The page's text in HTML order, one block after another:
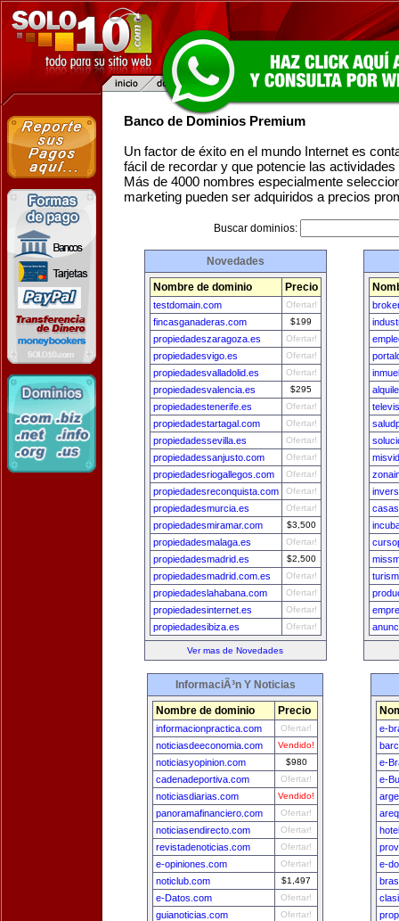
Banco de Dominios Premium
Un factor de éxito en el mundo Internet es
fácil de recordar y que potencie las
Más de 4000 nombres especialmente
marketing pueden ser adquiridos a precios
Buscar dominios:
Novedades
Nombre de dominio Precio
testdomain.com Ofertar!
fincasganaderas.com $199
propiedadeszaragoza.es Ofertar!
propiedadesvigo.es Ofertar!
propiedadesvalladolid.es Ofertar!
propiedadesvalencia.es $295
propiedadestenerife.es Ofertar!
propiedadestartagal.com Ofertar!
propiedadessevilla.es Ofertar!
propiedadessanjusto.com Ofertar!
propiedadesriogallegos.com Ofertar!
propiedadesreconquista.com Ofertar!
propiedadesmurcia.es Ofertar!
propiedadesmiramar.com $3,500
propiedadesmalaga.es Ofertar!
propiedadesmadrid.es $2,500
propiedadesmadrid.com.es Ofertar!
propiedadeslahabana.com Ofertar!
propiedadesinternet.es Ofertar!
propiedadesibiza.es Ofertar!
Ver mas de Novedades
InformaciÃ³n Y Noticias
Nombre de dominio Precio
informacionpractica.com Ofertar!
noticiasdeeconomia.com Vendido!
noticiasyopinion.com $980
cadenadeportiva.com Ofertar!
noticiasdiarias.com Vendido!
panoramafinanciero.com Ofertar!
noticiasendirecto.com Ofertar!
revistadenoticias.com Ofertar!
e-opiniones.com Ofertar!
noticlub.com $1,497
e-Datos.com Ofertar!
guianoticias.com Ofertar!
e-
e-
e-
e-